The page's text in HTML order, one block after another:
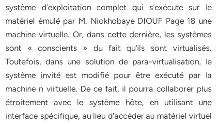
système d’exploitation complet qui s’exécute sur le
matériel émulé par M. Niokhobaye DIOUF Page 18 une
machine virtuelle. Or, dans cette dernière, les systèmes
sont « conscients » du fait qu’ils sont virtualisés.
Toutefois, dans une solution de para-virtualisation, le
système invité est modifié pour être exécuté par la
machine n virtuelle. De ce fait, il pourra collaborer plus
étroitement avec le système hôte, en utilisant une
interface spécifique, au lieu d’accéder au matériel virtuel